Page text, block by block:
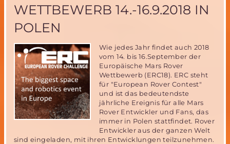
zu
WETTBEWERB 14.-16.9.2018 IN
POLEN
Wie jedes Jahr findet auch 2018
vom 14. bis 16.September der
Europäische Mars Rover
Wettbewerb (ERC18). ERC steht
für "European Rover Contest"
und ist das bedeutendste
jährliche Ereignis für alle Mars
Rover Entwickler und Fans, das
immer in Polen stattfindet. Rover
Entwickler aus der ganzen Welt
sind eingeladen, mit ihren Entwicklungen teilzunehmen.